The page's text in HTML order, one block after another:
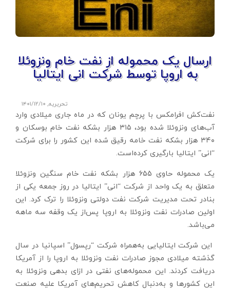
ارسال یک محموله از نفت خام ونزوئلا
به اروپا توسط شرکت انی ایتالیا
تحریریه, ۱۴۰۱/۱۲/۱۰
نفت‌کش افرامکس با پرچم یونان که در ماه جاری میلادی وارد
آب‌های ونزوئلا شده بود، ۳۱۵ هزار بشکه نفت خام بوسکان و
۳۴۰ هزار بشکه نفت خامه رقیق شده این کشور را برای شرکت
“انی” ایتالیا بارگیری کرده‌است.
یک محموله حاوی 655 هزار بشکه نفت خام سنگین ونزوئلا
متعلق به یک واحد از شرکت “انی” ایتالیا در روز جمعه یکی از
بنادر تحت مدیریت شرکت نفت دولتی ونزوئلا را ترک کرد. این
اولین صادرات نفت ونزوئلا به اروپا پس‌از یک وقفه سه ماهه
می‌باشد.
این شرکت ایتالیایی به‌همراه شرکت “رپسول” اسپانیا در سال
گذشته میلادی مجوز صادرات نفت ونزوئلا به اروپا را از آمریکا
دریافت کردند. این محموله‌های نفتی در ازای بدهی ونزوئلا به
این کشورها و به‌دنبال کاهش تحریم‌های آمریکا علیه صنعت